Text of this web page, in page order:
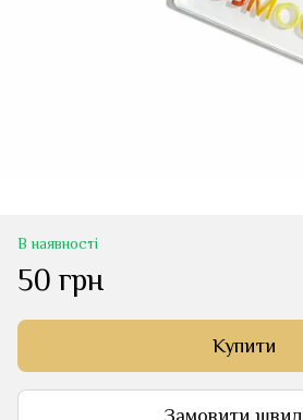
В наявності
50 грн
Купити
Замовити